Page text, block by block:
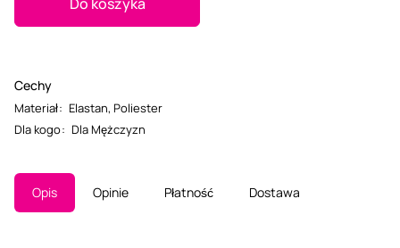
Cechy
Materiał: Elastan, Poliester
Dla kogo: Dla Mężczyzn
Opis Opinie Płatność Dostawa